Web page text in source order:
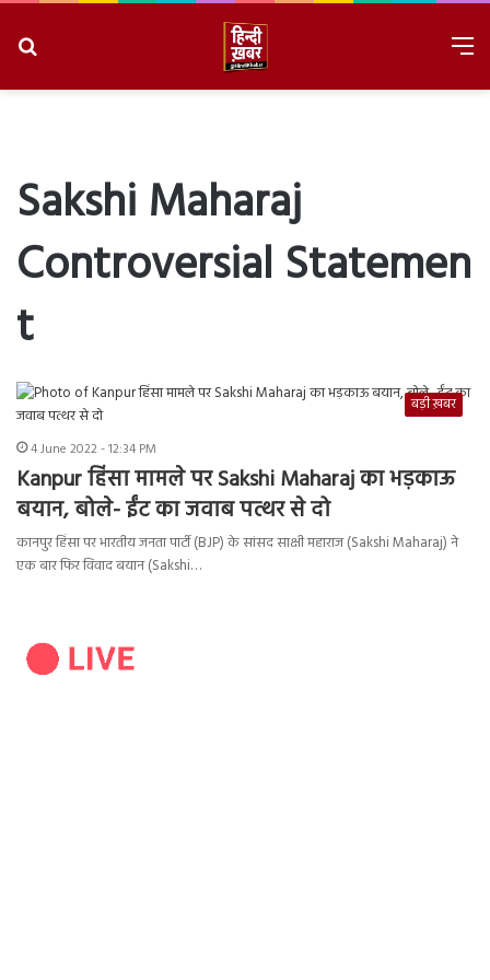
Sakshi Maharaj
Controversial Statemen
t
बड़ी ख़बर
4 June 2022 - 12:34 PM
Kanpur हिंसा मामले पर Sakshi Maharaj का भड़काऊ
बयान, बोले- ईंट का जवाब पत्थर से दो
कानपुर हिंसा पर भारतीय जनता पार्टी (BJP) के सांसद साक्षी महाराज (Sakshi Maharaj) ने
एक बार फिर विवाद बयान (Sakshi…